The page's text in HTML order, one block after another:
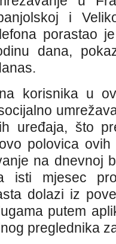
i
porastao
dana,
korisnika u
uređaja, što
polovica
na dnevnoj
isti mjesec
dolazi iz
putem
preglednika